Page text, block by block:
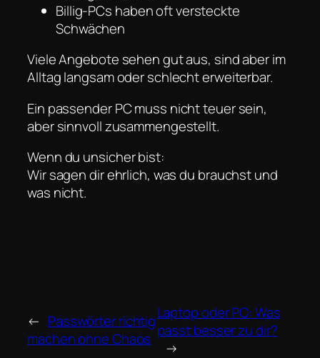
Billig-PCs haben oft versteckte
Schwächen
Viele Angebote sehen gut aus, sind aber im
Alltag langsam oder schlecht erweiterbar.
Ein passender PC muss nicht teuer sein,
aber sinnvoll zusammengestellt.
Wenn du unsicher bist:
Wir sagen dir ehrlich, was du brauchst und
was nicht.
← Passwörter richtig
machen ohne Chaos
Laptop oder PC: Was
passt besser zu dir?
→